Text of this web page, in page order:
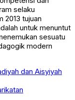
selaku
2013 tujuan
untuk menuntut
sesuatu
modern